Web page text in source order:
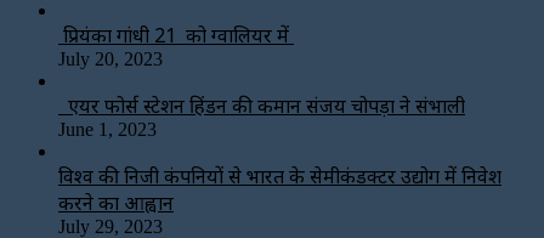
प्रियंका गांधी 21 को ग्वालियर में
July 20, 2023
एयर फोर्स स्टेशन हिंडन की कमान संजय चोपड़ा ने संभाली
June 1, 2023
विश्‍व की निजी कंपनियों से भारत के सेमीकंडक्टर उद्योग में निवेश
करने का आह्वान
July 29, 2023